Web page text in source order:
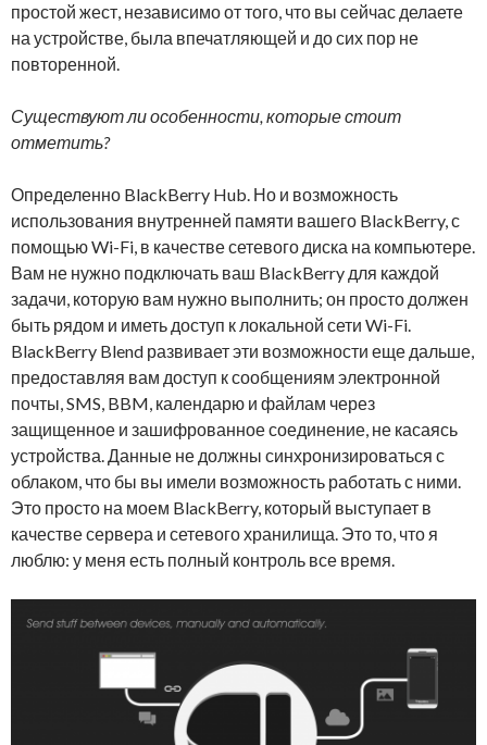
простой жест, независимо от того, что вы сейчас делаете
на устройстве, была впечатляющей и до сих пор не
повторенной.
Существуют ли особенности, которые стоит
отметить?
Определенно BlackBerry Hub. Но и возможность
использования внутренней памяти вашего BlackBerry, с
помощью Wi-Fi, в качестве сетевого диска на компьютере.
Вам не нужно подключать ваш BlackBerry для каждой
задачи, которую вам нужно выполнить; он просто должен
быть рядом и иметь доступ к локальной сети Wi-Fi.
BlackBerry Blend развивает эти возможности еще дальше,
предоставляя вам доступ к сообщениям электронной
почты, SMS, BBM, календарю и файлам через
защищенное и зашифрованное соединение, не касаясь
устройства. Данные не должны синхронизироваться с
облаком, что бы вы имели возможность работать с ними.
Это просто на моем BlackBerry, который выступает в
качестве сервера и сетевого хранилища. Это то, что я
люблю: у меня есть полный контроль все время.